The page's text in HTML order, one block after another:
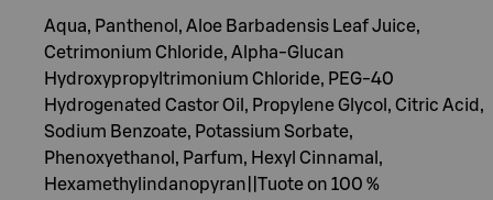
Aqua, Panthenol, Aloe Barbadensis Leaf Juice,
Cetrimonium Chloride, Alpha-Glucan
Hydroxypropyltrimonium Chloride, PEG-40
Hydrogenated Castor Oil, Propylene Glycol, Citric Acid,
Sodium Benzoate, Potassium Sorbate,
Phenoxyethanol, Parfum, Hexyl Cinnamal,
Hexamethylindanopyran||Tuote on 100 %